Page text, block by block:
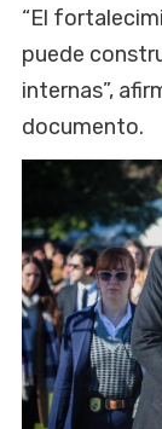
“El
puede
internas”,
documento.